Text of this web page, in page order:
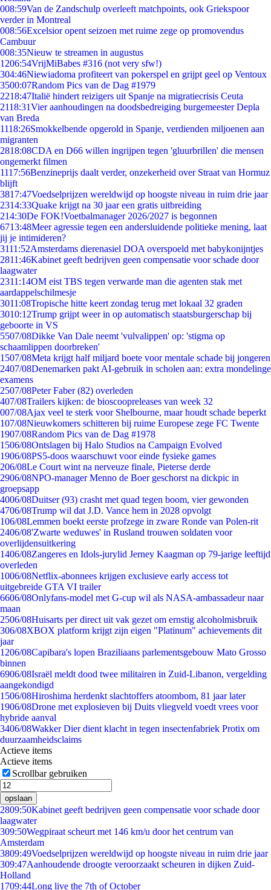
008:59Van de Zandschulp overleeft matchpoints, ook Griekspoor
verder in Montreal
008:56Excelsior opent seizoen met ruime zege op promovendus
Cambuur
008:35Nieuw te streamen in augustus
1206:54VrijMiBabes #316 (not very sfw!)
304:46Niewiadoma profiteert van pokerspel en grijpt geel op Ventoux
3500:07Random Pics van de Dag #1979
2218:47Italië hindert reizigers uit Spanje na migratiecrisis Ceuta
2118:31Vier aanhoudingen na doodsbedreiging burgemeester Depla
van Breda
1118:26Smokkelbende opgerold in Spanje, verdienden miljoenen aan
migranten
2818:08CDA en D66 willen ingrijpen tegen 'gluurbrillen' die mensen
ongemerkt filmen
1117:56Benzineprijs daalt verder, onzekerheid over Straat van Hormuz
blijft
3817:47Voedselprijzen wereldwijd op hoogste niveau in ruim drie jaar
2314:33Quake krijgt na 30 jaar een gratis uitbreiding
214:30De FOK!Voetbalmanager 2026/2027 is begonnen
6713:48Meer agressie tegen een andersluidende politieke mening, laat
jij je intimideren?
3111:52Amsterdams dierenasiel DOA overspoeld met babykonijntjes
2811:46Kabinet geeft bedrijven geen compensatie voor schade door
laagwater
2311:14OM eist TBS tegen verwarde man die agenten stak met
aardappelschilmesje
3011:08Tropische hitte keert zondag terug met lokaal 32 graden
3010:12Trump grijpt weer in op automatisch staatsburgerschap bij
geboorte in VS
5507/08Dikke Van Dale neemt 'vulvalippen' op: 'stigma op
schaamlippen doorbreken'
1507/08Meta krijgt half miljard boete voor mentale schade bij jongeren
2407/08Denemarken pakt AI-gebruik in scholen aan: extra mondelinge
examens
2507/08Peter Faber (82) overleden
407/08Trailers kijken: de bioscoopreleases van week 32
007/08Ajax veel te sterk voor Shelbourne, maar houdt schade beperkt
107/08Nieuwkomers schitteren bij ruime Europese zege FC Twente
1907/08Random Pics van de Dag #1978
1506/08Ontslagen bij Halo Studios na Campaign Evolved
1906/08PS5-doos waarschuwt voor einde fysieke games
206/08Le Court wint na nerveuze finale, Pieterse derde
2906/08NPO-manager Menno de Boer geschorst na dickpic in
groepsapp
4006/08Duitser (93) crasht met quad tegen boom, vier gewonden
4706/08Trump wil dat J.D. Vance hem in 2028 opvolgt
106/08Lemmen boekt eerste profzege in zware Ronde van Polen-rit
2406/08'Zwarte weduwes' in Rusland trouwen soldaten voor
overlijdensuitkering
1406/08Zangeres en Idols-jurylid Jerney Kaagman op 79-jarige leeftijd
overleden
1006/08Netflix-abonnees krijgen exclusieve early access tot
uitgebreide GTA VI trailer
6606/08Onlyfans-model met G-cup wil als NASA-ambassadeur naar
maan
2506/08Huisarts per direct uit vak gezet om ernstig alcoholmisbruik
306/08XBOX platform krijgt zijn eigen "Platinum" achievements dit
jaar
1206/08Capibara's lopen Braziliaans parlementsgebouw Mato Grosso
binnen
6906/08Israël meldt dood twee militairen in Zuid-Libanon, vergelding
aangekondigd
1506/08Hiroshima herdenkt slachtoffers atoombom, 81 jaar later
1906/08Drone met explosieven bij Duits vliegveld voedt vrees voor
hybride aanval
3406/08Wakker Dier dient klacht in tegen insectenfabriek Protix om
duurzaamheidsclaims
Actieve items
Actieve items
Scrollbar gebruiken
opslaan
2809:50Kabinet geeft bedrijven geen compensatie voor schade door
laagwater
309:50Wegpiraat scheurt met 146 km/u door het centrum van
Amsterdam
3809:49Voedselprijzen wereldwijd op hoogste niveau in ruim drie jaar
309:47Aanhoudende droogte veroorzaakt scheuren in dijken Zuid-
Holland
1709:44Long live the 7th of October